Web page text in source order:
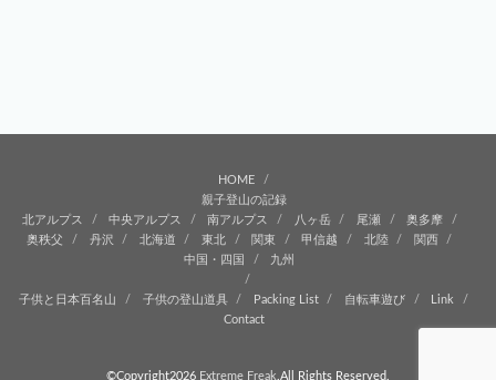
HOME
親子登山の記録
北アルプス
中央アルプス 南アルプス 八ヶ岳 尾瀬
奥多摩
奥秩父
丹沢 北海道 東北 関東 甲信越 北陸
関西
中国・四国
九州
子供と日本百名山 子供の登山道具 Packing List 自転車遊び
Link
Contact
©Copyright2026 Extreme Freak .All Rights Reserved.